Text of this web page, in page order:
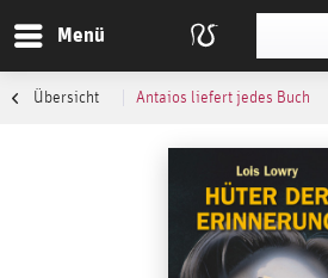
Menü
Übersicht Antaios liefert jedes Buch